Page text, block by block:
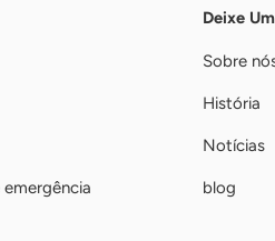
Deixe
Sobre
História
Notícias
blog